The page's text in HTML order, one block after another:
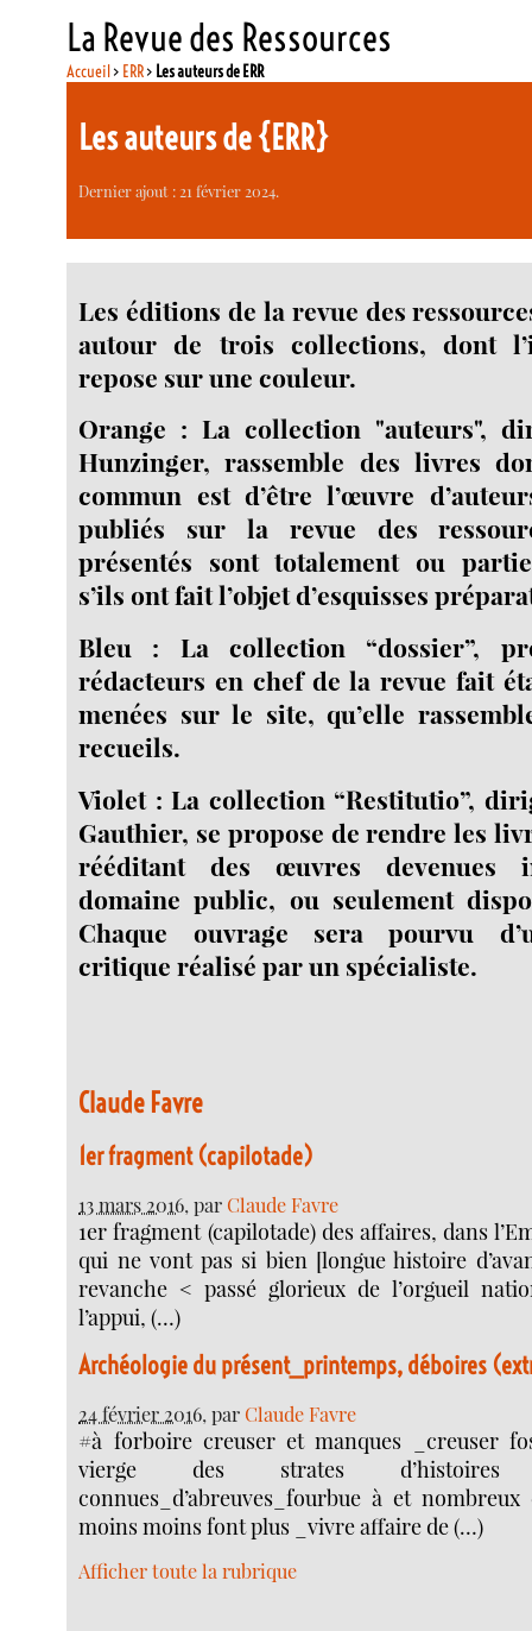
La Revue des Ressources
Accueil> ERR> Les auteurs de ERR
Les auteurs de {ERR}
Dernier ajout : 21 février 2024.
Les éditions de la revue des
autour de trois collections, dont
repose sur une couleur.
Orange : La collection "auteurs",
Hunzinger, rassemble des livres
commun est d’être l’œuvre
publiés sur la revue des
présentés sont totalement ou
s’ils ont fait l’objet d’esquisses
Bleu : La collection “dossier”,
rédacteurs en chef de la revue fait
menées sur le site, qu’elle
recueils.
Violet : La collection “Restitutio”,
Gauthier, se propose de rendre les
rééditant des œuvres devenues
domaine public, ou seulement
Chaque ouvrage sera pourvu
critique réalisé par un spécialiste.
Claude Favre
1er fragment (capilotade)
13 mars 2016, par Claude Favre
1er fragment (capilotade) des affaires, dans
qui ne vont pas si bien [longue histoire
revanche < passé glorieux de l’orgueil
l’appui, (…)
Archéologie du présent_printemps, déboires
24 février 2016, par Claude Favre
#à forboire creuser et manques _creuser
vierge des strates
connues_d’abreuves_fourbue à et
moins moins font plus _vivre affaire de (…)
Afficher toute la rubrique